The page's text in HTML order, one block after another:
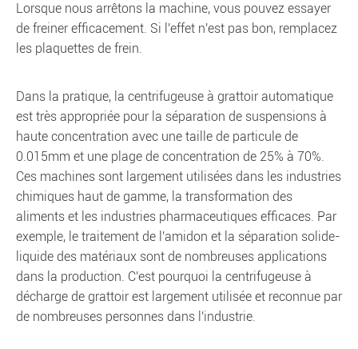
Lorsque nous arrêtons la machine, vous pouvez essayer
de freiner efficacement. Si l'effet n'est pas bon, remplacez
les plaquettes de frein.
Dans la pratique, la centrifugeuse à grattoir automatique
est très appropriée pour la séparation de suspensions à
haute concentration avec une taille de particule de
0.015mm et une plage de concentration de 25% à 70%.
Ces machines sont largement utilisées dans les industries
chimiques haut de gamme, la transformation des
aliments et les industries pharmaceutiques efficaces. Par
exemple, le traitement de l'amidon et la séparation solide-
liquide des matériaux sont de nombreuses applications
dans la production. C'est pourquoi la centrifugeuse à
décharge de grattoir est largement utilisée et reconnue par
de nombreuses personnes dans l'industrie.